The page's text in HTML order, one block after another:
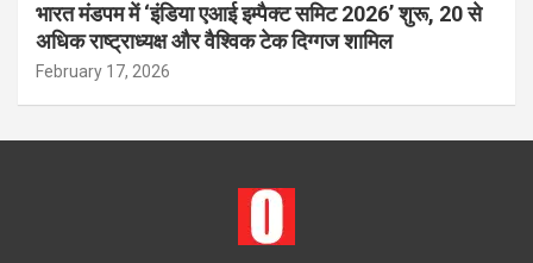
भारत मंडपम में ‘इंडिया एआई इम्पैक्ट समिट 2026’ शुरू, 20 से
अधिक राष्ट्राध्यक्ष और वैश्विक टेक दिग्गज शामिल
February 17, 2026